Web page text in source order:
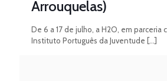
Arrouquelas)
De 6 a 17 de julho, a H2O, em parceria
Instituto Português da Juventude […]